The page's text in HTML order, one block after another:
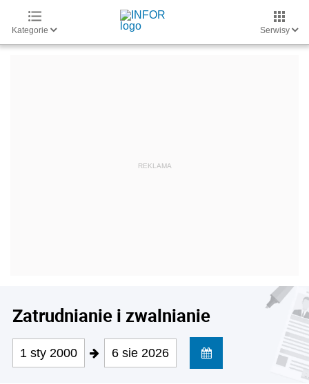
Kategorie Serwisy
Zatrudnianie i zwalnianie
1 sty 2000 6 sie 2026